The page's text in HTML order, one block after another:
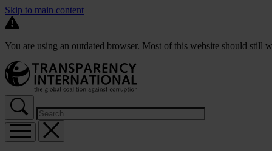
Skip to main content
You are using an outdated browser. Most of this website should still